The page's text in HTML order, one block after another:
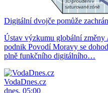
Digitální dvojče pomůže
Ústav výzkumu globální změny
podnik Povodí Moravy se
plně funkčního digitálního…
VodaDnes.cz
dnes, 05:00